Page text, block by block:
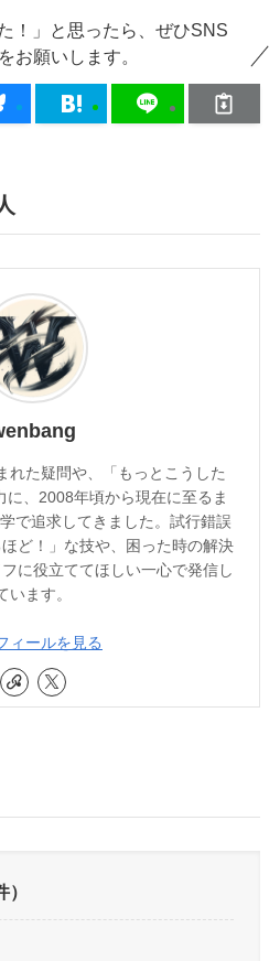
！」と思ったら、ぜひSNS
お願いします。
れた疑問や、「もっとこうした
に、2008年頃から現在に至るま
で追求してきました。試行錯誤
ど！」な技や、困った時の解決
に役立ててほしい一心で発信し
います。
ィールを見る
）